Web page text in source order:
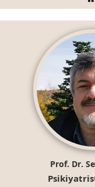
Prof. Dr.